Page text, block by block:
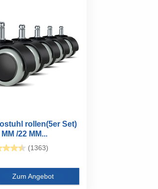
rollen(5er Set)
MM /22 MM...
(1363)
Zum Angebot